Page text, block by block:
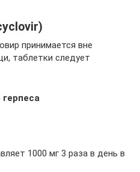
принимается вне
таблетки следует
1000 мг 3 раза в день в